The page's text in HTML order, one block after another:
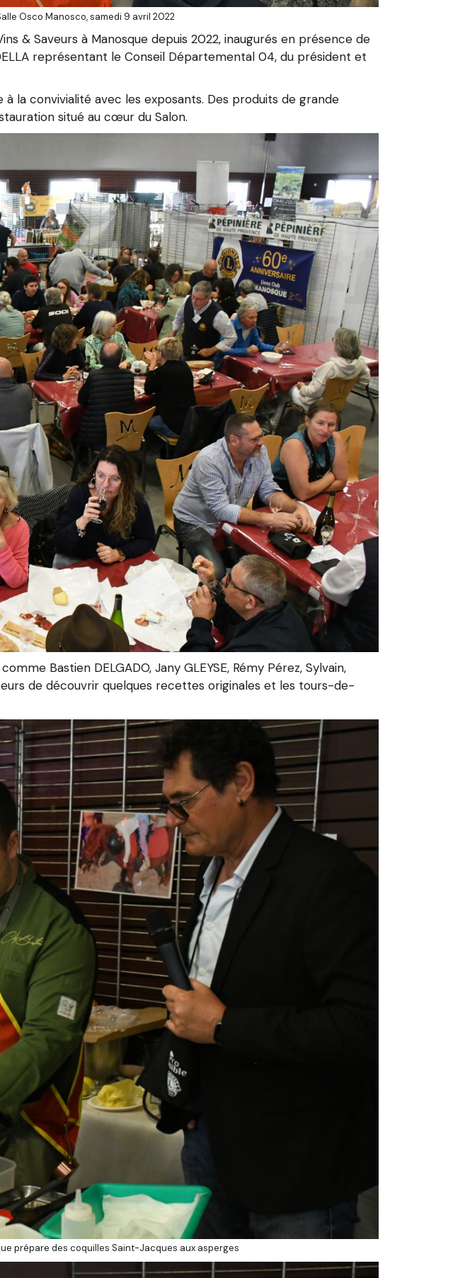
Osco Manosco, samedi 9 avril 2022
& Saveurs à Manosque depuis 2022, inaugurés en présence de
représentant le Conseil Départemental 04, du président et
la convivialité avec les exposants. Des produits de grande
situé au cœur du Salon.
Bastien DELGADO, Jany GLEYSE, Rémy Pérez, Sylvain,
de découvrir quelques recettes originales et les tours-de-
prépare des coquilles Saint-Jacques aux asperges